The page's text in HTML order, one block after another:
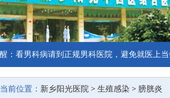
：看男科病请到正规男科医院，避免就医上
当前位置： 新乡阳光医院 > 生殖感染 > 膀胱炎